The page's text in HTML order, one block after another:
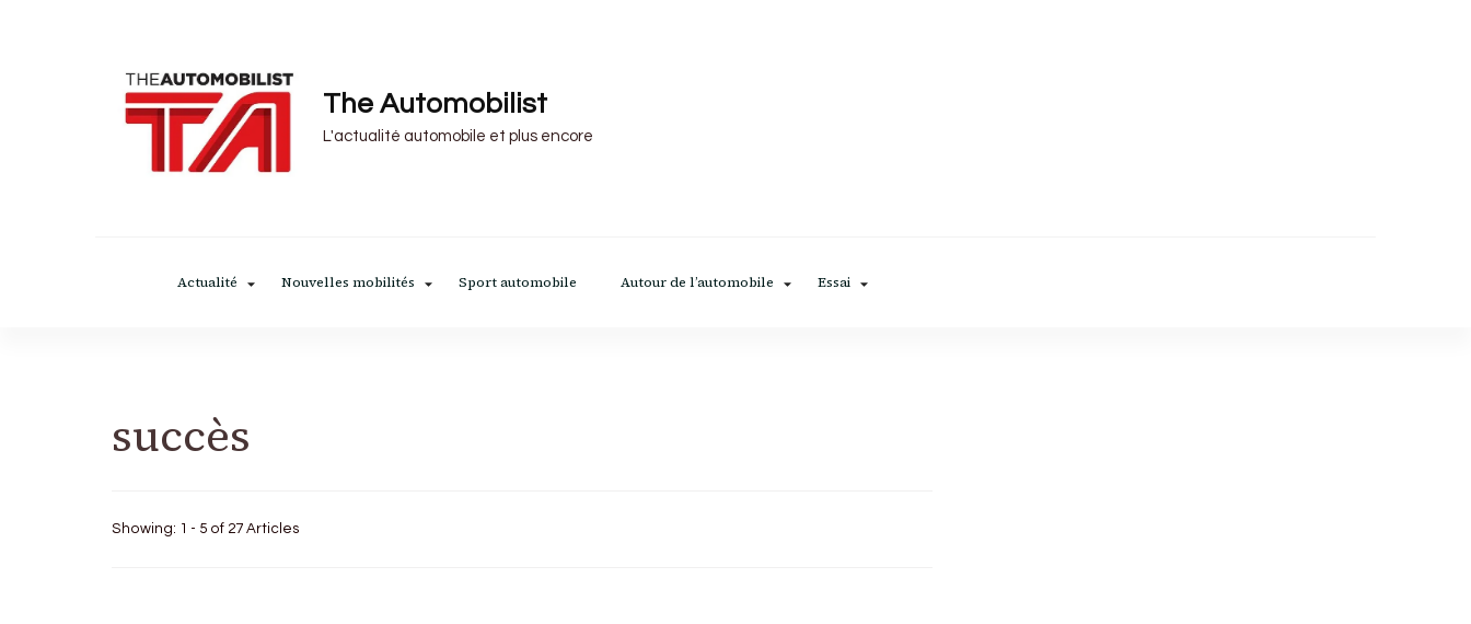
The Automobilist
L'actualité automobile et plus encore
Actualité Nouvelles mobilités Sport automobile Autour de l’automobile Essai
succès
Showing: 1 - 5 of 27 Articles